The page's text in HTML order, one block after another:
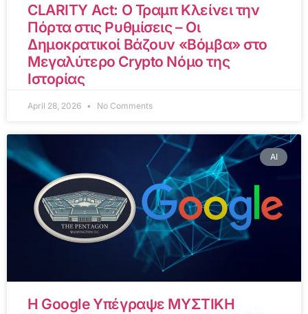
CLARITY Act: Ο Τραμπ Κλείνει την
Πόρτα στις Ρυθμίσεις – Οι
Δημοκρατικοί Βάζουν «Βόμβα» στο
Μεγαλύτερο Crypto Νόμο της
Ιστορίας
April 28, 2026 No Comments
AI
Η Google Υπέγραψε ΜΥΣΤΙΚΗ